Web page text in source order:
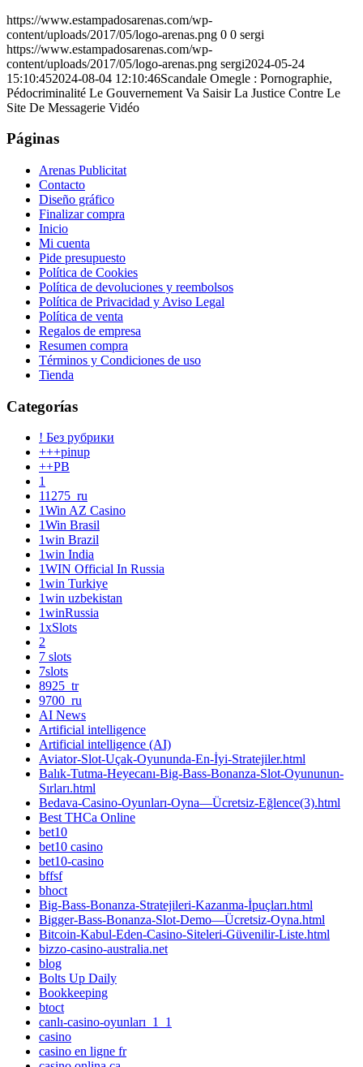
https://www.estampadosarenas.com/wp-
content/uploads/2017/05/logo-arenas.png 0 0 sergi
https://www.estampadosarenas.com/wp-
content/uploads/2017/05/logo-arenas.png sergi2024-05-24
15:10:452024-08-04 12:10:46Scandale Omegle : Pornographie,
Pédocriminalité Le Gouvernement Va Saisir La Justice Contre Le
Site De Messagerie Vidéo
Páginas
Arenas Publicitat
Contacto
Diseño gráfico
Finalizar compra
Inicio
Mi cuenta
Pide presupuesto
Política de Cookies
Política de devoluciones y reembolsos
Política de Privacidad y Aviso Legal
Política de venta
Regalos de empresa
Resumen compra
Términos y Condiciones de uso
Tienda
Categorías
! Без рубрики
+++pinup
++PB
1
11275_ru
1Win AZ Casino
1Win Brasil
1win Brazil
1win India
1WIN Official In Russia
1win Turkiye
1win uzbekistan
1winRussia
1xSlots
2
7 slots
7slots
8925_tr
9700_ru
AI News
Artificial intelligence
Artificial intelligence (AI)
Aviator-Slot-Uçak-Oyununda-En-İyi-Stratejiler.html
Balık-Tutma-Heyecanı-Big-Bass-Bonanza-Slot-Oyununun-
Sırları.html
Bedava-Casino-Oyunları-Oyna—Ücretsiz-Eğlence(3).html
Best THCa Online
bet10
bet10 casino
bet10-casino
bffsf
bhoct
Big-Bass-Bonanza-Stratejileri-Kazanma-İpuçları.html
Bigger-Bass-Bonanza-Slot-Demo—Ücretsiz-Oyna.html
Bitcoin-Kabul-Eden-Casino-Siteleri-Güvenilir-Liste.html
bizzo-casino-australia.net
blog
Bolts Up Daily
Bookkeeping
btoct
canlı-casino-oyunları_1_1
casino
casino en ligne fr